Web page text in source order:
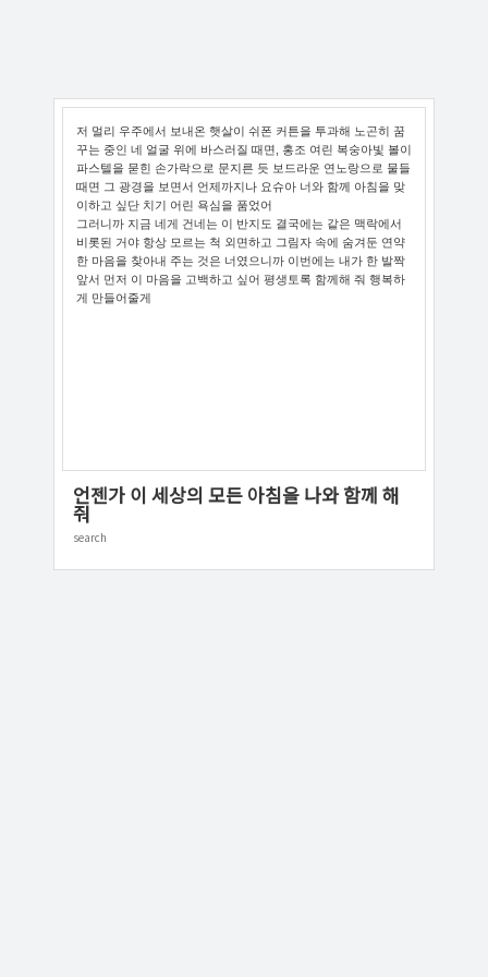
저 멀리 우주에서 보내온 햇살이 쉬폰 커튼을 투과해 노곤히 꿈
꾸는 중인 네 얼굴 위에 바스러질 때면, 홍조 여린 복숭아빛 볼이
파스텔을 묻힌 손가락으로 문지른 듯 보드라운 연노랑으로 물들
때면 그 광경을 보면서 언제까지나 요슈아 너와 함께 아침을 맞
이하고 싶단 치기 어린 욕심을 품었어
그러니까 지금 네게 건네는 이 반지도 결국에는 같은 맥락에서
비롯된 거야 항상 모르는 척 외면하고 그림자 속에 숨겨둔 연약
한 마음을 찾아내 주는 것은 너였으니까 이번에는 내가 한 발짝
앞서 먼저 이 마음을 고백하고 싶어 평생토록 함께해 줘 행복하
게 만들어줄게
언젠가 이 세상의 모든 아침을 나와 함께 해
줘